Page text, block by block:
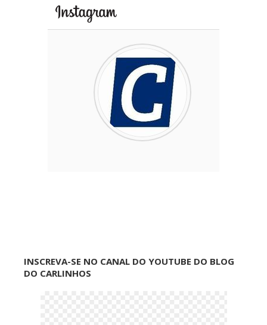
INSCREVA-SE NO CANAL DO YOUTUBE DO BLOG
DO CARLINHOS